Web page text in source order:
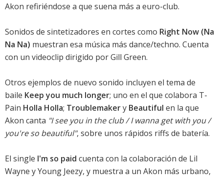
Akon refiriéndose a que suena más a euro-club.
Sonidos de sintetizadores en cortes como Right Now (Na
Na Na) muestran esa música más dance/techno. Cuenta
con un videoclip dirigido por Gill Green.
Otros ejemplos de nuevo sonido incluyen el tema de
baile Keep you much longer; uno en el que colabora T-
Pain Holla Holla; Troublemakery Beautiful en la que
Akon canta "I see you in the club / I wanna get with you /
you're so beautiful", sobre unos rápidos riffs de batería.
El single I'm so paid cuenta con la colaboración de Lil
Wayne y Young Jeezy, y muestra a un Akon más urbano,